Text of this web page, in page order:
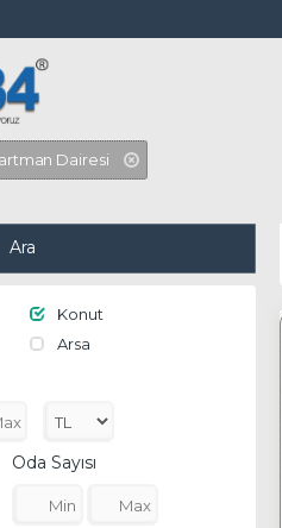
Silivri ,
Dairesi
Ara
Konut
Arsa
Oda Sayısı